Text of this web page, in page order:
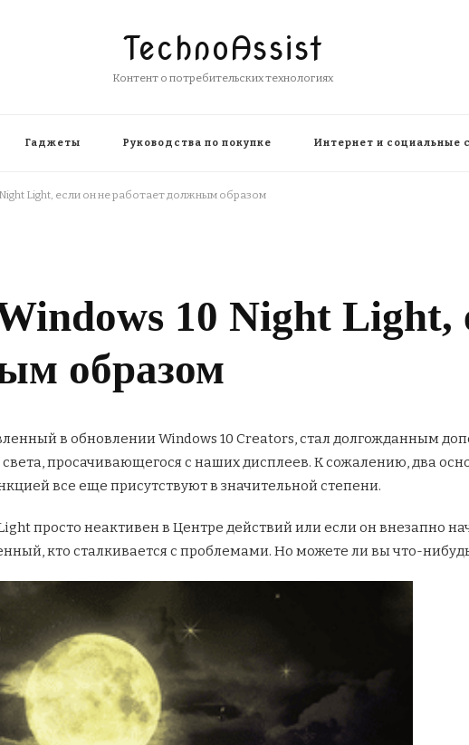
TechnoAssist
Контент о потребительских технологиях
Гаджеты Руководства по покупке Интернет и социальные
Light, если он не работает должным образом
10 Night Light,
образом
в обновлении Windows 10 Creators, стал долгожданным
просачивающегося с наших дисплеев. К сожалению, два
все еще присутствуют в значительной степени.
просто неактивен в Центре действий или если он внезапно
кто сталкивается с проблемами. Но можете ли вы что-